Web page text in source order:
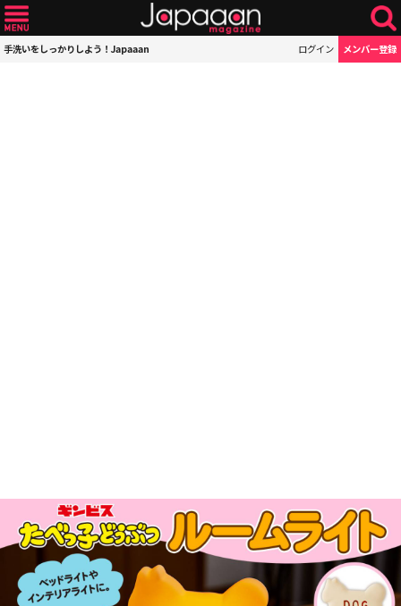
手洗いをしっかりしよう！Japaaan ログイン メンバー登録